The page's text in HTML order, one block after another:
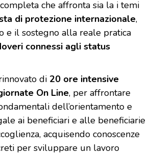
che affronta sia la i temi
di protezione internazionale,
e il sostegno alla reale pratica
connessi agli status
di 20 ore intensive
On Line, per affrontare
dell’orientamento e
ai beneficiari e alle beneficiarie
acquisendo conoscenze
per sviluppare un lavoro